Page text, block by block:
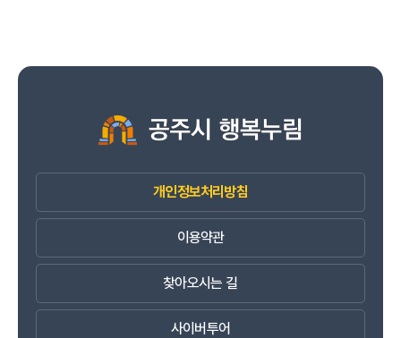
개인정보처리방침
이용약관
찾아오시는 길
사이버투어